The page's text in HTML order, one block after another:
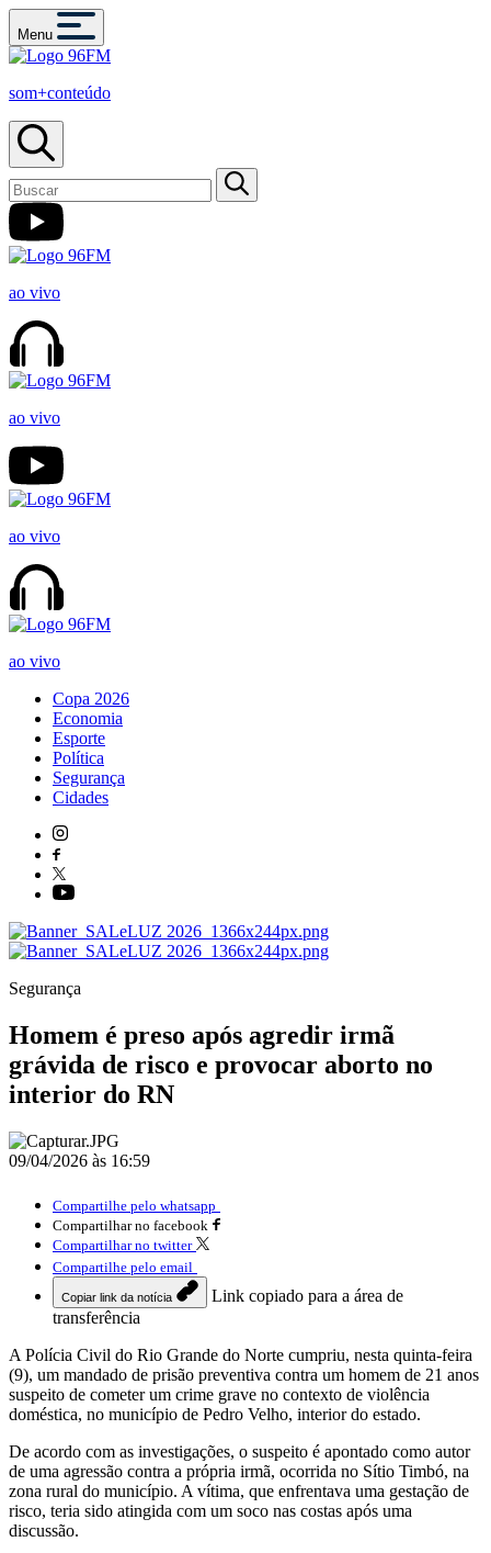
Menu
som+conteúdo
ao vivo
ao vivo
ao vivo
ao vivo
Copa 2026
Economia
Esporte
Política
Segurança
Cidades
Segurança
Homem é preso após agredir irmã
grávida de risco e provocar aborto no
interior do RN
09/04/2026 às 16:59
Compartilhe pelo whatsapp
Compartilhar no facebook
Compartilhar no twitter
Compartilhe pelo email
Copiar link da notícia
Link copiado para a área de
transferência
A Polícia Civil do Rio Grande do Norte cumpriu, nesta quinta-feira
(9), um mandado de prisão preventiva contra um homem de 21 anos
suspeito de cometer um crime grave no contexto de violência
doméstica, no município de Pedro Velho, interior do estado.
De acordo com as investigações, o suspeito é apontado como autor
de uma agressão contra a própria irmã, ocorrida no Sítio Timbó, na
zona rural do município. A vítima, que enfrentava uma gestação de
risco, teria sido atingida com um soco nas costas após uma
discussão.